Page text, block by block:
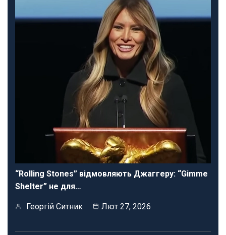
“Rolling Stones” відмовляють Джаггеру: “Gimme
Shelter” не для…
Георгій Ситник Лют 27, 2026